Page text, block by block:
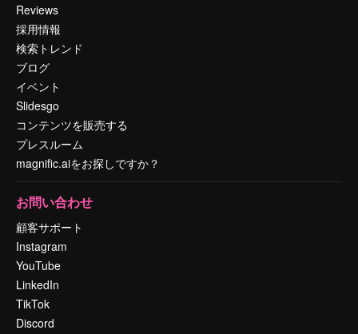
Reviews
採用情報
検索トレンド
ブログ
イベント
Slidesgo
コンテンツを販売する
プレスルーム
magnific.aiをお探しですか？
お問い合わせ
顧客サポート
Instagram
YouTube
LinkedIn
TikTok
Discord